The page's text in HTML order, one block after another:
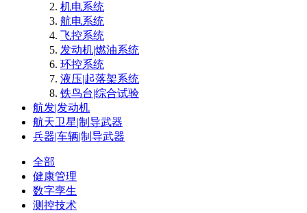
机电系统
航电系统
飞控系统
发动机|燃油系统
环控系统
液压|起落架系统
铁鸟台|综合试验
航发|发动机
航天卫星|制导武器
兵器|车辆|制导武器
全部
健康管理
数字孪生
测控技术